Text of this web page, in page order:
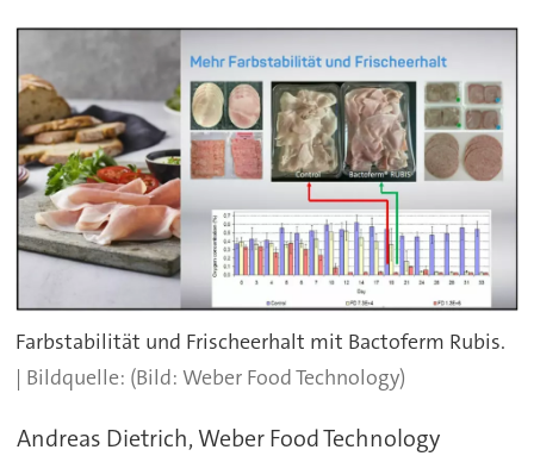
Farbstabilität und Frischeerhalt mit Bactoferm Rubis.
(Bild: Weber Food Technology)
Andreas Dietrich, Weber Food Technology